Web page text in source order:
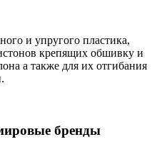
и упругого пластика,
крепящих обшивку и
а также для их отгибания
бренды